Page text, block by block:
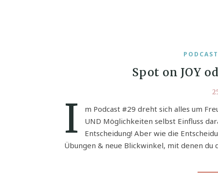
PODCAST
Spot on JOY
I
m Podcast #29 dreht sich alles um
UND Möglichkeiten selbst Einfluss
Entscheidung! Aber wie die
Übungen & neue Blickwinkel, mit denen